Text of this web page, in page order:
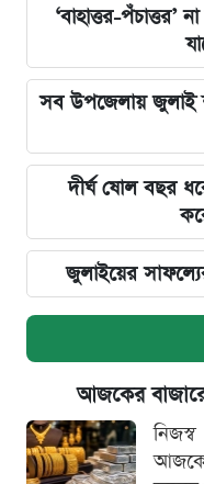
‘বাহাত্তর-
সব উপজেলায় জুলাই
দীর্ঘ ষোল বছর
জুলাইয়ের সাফল্যের
আজকের